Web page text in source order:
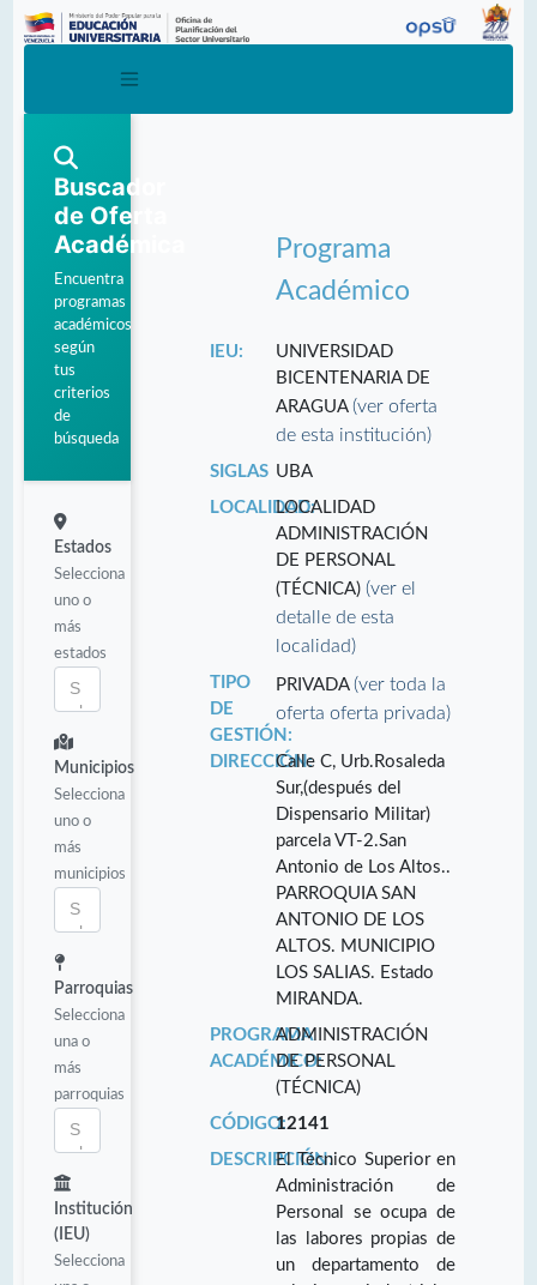
Buscador
de Oferta
Académica
Encuentra
programas
académicos
según
tus
criterios
de
búsqueda
Estados
Selecciona
uno o
más
estados
Municipios
Selecciona
uno o
más
municipios
Parroquias
Selecciona
una o
más
parroquias
Institución
(IEU)
Selecciona
Programa
Académico
IEU:
UNIVERSIDAD
BICENTENARIA DE
ARAGUA(ver oferta
de esta institución)
SIGLAS UBA
LOCALIDAD:LOCALIDAD
ADMINISTRACIÓN
DE PERSONAL
(TÉCNICA)(ver el
detalle de esta
localidad)
TIPO
DE
GESTIÓN:
PRIVADA(ver toda la
oferta oferta privada)
DIRECCIÓN:Calle C, Urb.Rosaleda
Sur,(después del
Dispensario Militar)
parcela VT-2.San
Antonio de Los Altos..
PARROQUIA SAN
ANTONIO DE LOS
ALTOS. MUNICIPIO
LOS SALIAS. Estado
MIRANDA.
PROGRAMA
ACADÉMICO:
ADMINISTRACIÓN
DE PERSONAL
(TÉCNICA)
CÓDIGO:12141
DESCRIPCIÓN:El Técnico Superior en
Administración de
Personal se ocupa de
las labores propias de
un departamento de